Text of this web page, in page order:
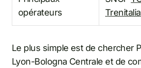
opérateurs
Le plus simple est de chercher
Lyon-Bologna Centrale et de